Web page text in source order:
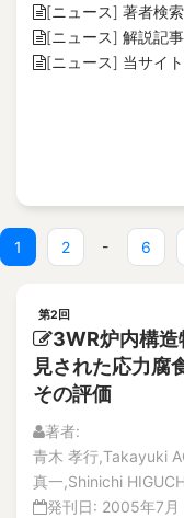
[ニュース] 著者検
[ニュース] 解説記
[ニュース] 当サイ
1 (current)
2 - 6
第2回
3WR炉内構造
見された応力腐
その評価
著者:
青木 孝行,Takayuki
真一,Shinichi
発刊日: 2005年7月